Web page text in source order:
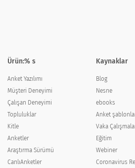
tüm desteğiniz var
support from your
Ürün:% s
Anket Yazılımı
Müşteri Deneyimi
Çalışan Deneyimi
Topluluklar
Kitle
Anketler
Araştırma Sürümü
CanlıAnketler
Kaynaklar
Blog
Nesne
ebooks
Anket
Vaka
Eğitim
Webiner
Coronavirus